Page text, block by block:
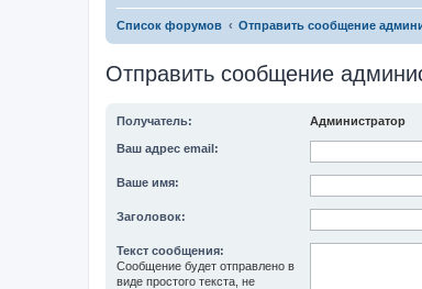
Список форумов Отправить сообщение
Отправить сообщение
Получатель: Администратор
Ваш адрес email:
Ваше имя:
Заголовок:
Текст сообщения:
Сообщение будет отправлено в
виде простого текста, не